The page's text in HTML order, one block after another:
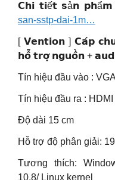
𝗖𝗵𝗶 𝘁𝗶ế𝘁 𝘀ả𝗻
san-sstp-dai-1m…
[ 𝗩𝗲𝗻𝘁𝗶𝗼𝗻 ] 𝗖𝗮́𝗽
𝗵𝗼̂̃ 𝘁𝗿𝗼̛̣ 𝗻𝗴𝘂𝗼̂̀𝗻 +
Tín hiệu đầu vào :
Tín hiệu đầu ra :
Độ dài 15 cm
Hỗ trợ độ phân giải:
Tương thích:
10.8/ Linux kernel